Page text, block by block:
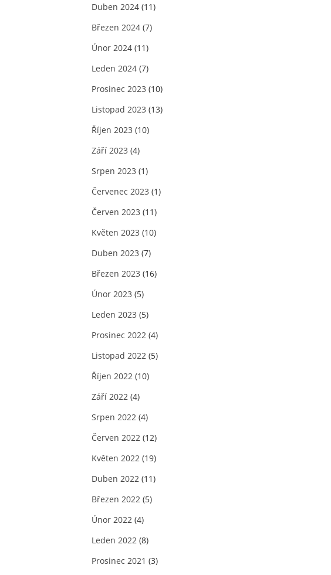
Duben 2024 (11)
Březen 2024 (7)
Únor 2024 (11)
Leden 2024 (7)
Prosinec 2023 (10)
Listopad 2023 (13)
Říjen 2023 (10)
Září 2023 (4)
Srpen 2023 (1)
Červenec 2023 (1)
Červen 2023 (11)
Květen 2023 (10)
Duben 2023 (7)
Březen 2023 (16)
Únor 2023 (5)
Leden 2023 (5)
Prosinec 2022 (4)
Listopad 2022 (5)
Říjen 2022 (10)
Září 2022 (4)
Srpen 2022 (4)
Červen 2022 (12)
Květen 2022 (19)
Duben 2022 (11)
Březen 2022 (5)
Únor 2022 (4)
Leden 2022 (8)
Prosinec 2021 (3)